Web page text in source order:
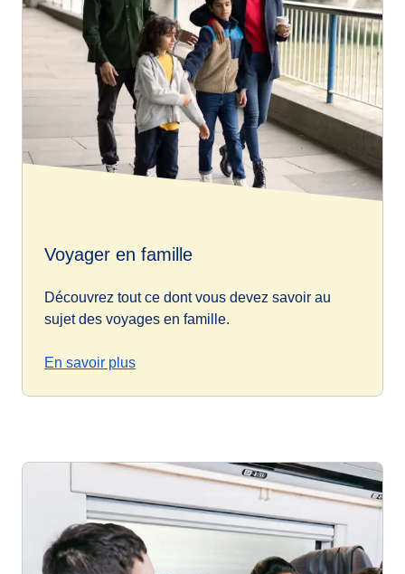
Voyager en famille
Découvrez tout ce dont vous devez savoir au
sujet des voyages en famille.
En savoir plus